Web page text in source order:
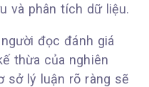
và phân tích dữ liệu.
đọc đánh giá
thừa của nghiên
sở lý luận rõ ràng sẽ